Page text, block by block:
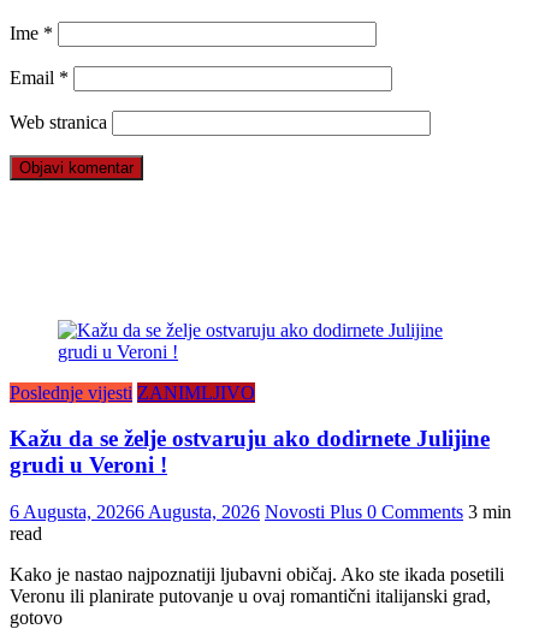
Ime *
Email *
Web stranica
Poslednje vijesti ZANIMLJIVO
Kažu da se želje ostvaruju ako dodirnete Julijine
grudi u Veroni !
6 Augusta, 20266 Augusta, 2026 Novosti Plus 0 Comments 3 min
read
Kako je nastao najpoznatiji ljubavni običaj. Ako ste ikada posetili
Veronu ili planirate putovanje u ovaj romantični italijanski grad,
gotovo